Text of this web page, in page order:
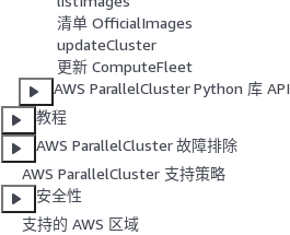
清单 OfficialImages
updateCluster
更新 ComputeFleet
AWS ParallelCluster Python 库 API
教程
AWS ParallelCluster 故障排除
AWS ParallelCluster 支持策略
安全性
支持的 AWS 区域